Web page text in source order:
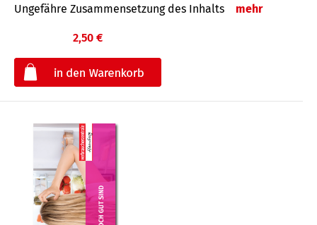
Ungefähre Zusammensetzung des Inhalts mehr
2,50 €